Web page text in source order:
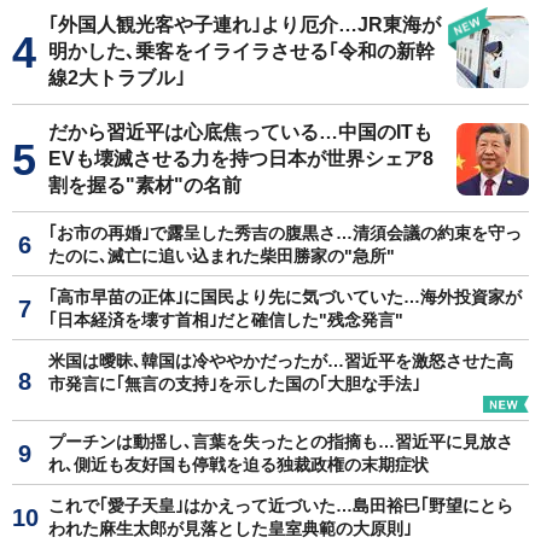
｢外国人観光客や子連れ｣より厄介…JR東海が
明かした､乗客をイライラさせる｢令和の新幹
線2大トラブル｣
だから習近平は心底焦っている…中国のITも
EVも壊滅させる力を持つ日本が世界シェア8
割を握る"素材"の名前
｢お市の再婚｣で露呈した秀吉の腹黒さ…清須会議の約束を守っ
たのに､滅亡に追い込まれた柴田勝家の"急所"
｢高市早苗の正体｣に国民より先に気づいていた…海外投資家が
｢日本経済を壊す首相｣だと確信した"残念発言"
米国は曖昧､韓国は冷ややかだったが…習近平を激怒させた高
市発言に｢無言の支持｣を示した国の｢大胆な手法｣
プーチンは動揺し､言葉を失ったとの指摘も…習近平に見放さ
れ､側近も友好国も停戦を迫る独裁政権の末期症状
これで｢愛子天皇｣はかえって近づいた…島田裕巳｢野望にとら
われた麻生太郎が見落とした皇室典範の大原則｣